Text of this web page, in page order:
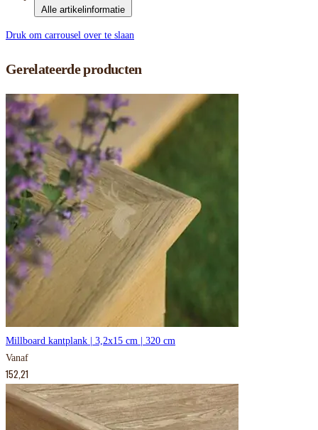
Alle artikelinformatie
Druk om carrousel over te slaan
Gerelateerde producten
Millboard kantplank | 3,2x15 cm | 320 cm
Vanaf
152,21